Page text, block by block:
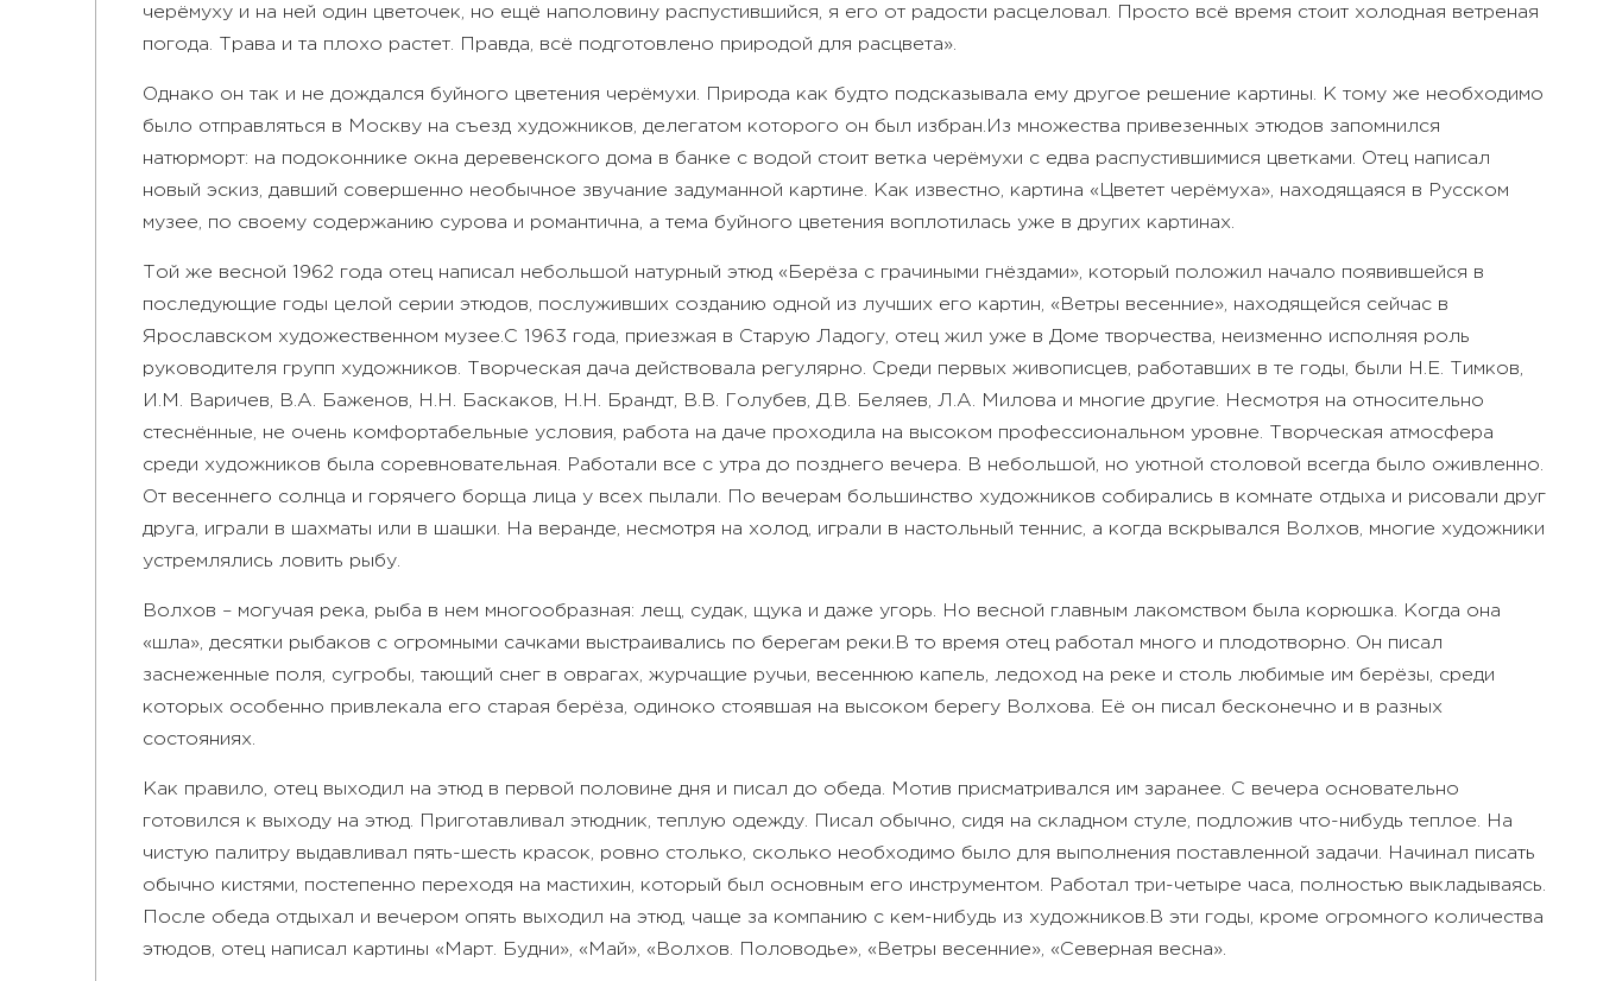
черёмуху и на ней один цветочек, но ещё наполовину распустившийся, я его от радости расцеловал. Просто всё время стоит холодная ветреная
погода. Трава и та плохо растет. Правда, всё подготовлено природой для расцвета».
Однако он так и не дождался буйного цветения черёмухи. Природа как будто подсказывала ему другое решение картины. К тому же необходимо
было отправляться в Москву на съезд художников, делегатом которого он был избран. Из множества привезенных этюдов запомнился
натюрморт: на подоконнике окна деревенского дома в банке с водой стоит ветка черёмухи с едва распустившимися цветками. Отец написал
новый эскиз, давший совершенно необычное звучание задуманной картине. Как известно, картина «Цветет черёмуха», находящаяся в Русском
музее, по своему содержанию сурова и романтична, а тема буйного цветения воплотилась уже в других картинах.
Той же весной 1962 года отец написал небольшой натурный этюд «Берёза с грачиными гнёздами», который положил начало появившейся в
последующие годы целой серии этюдов, послуживших созданию одной из лучших его картин, «Ветры весенние», находящейся сейчас в
Ярославском художественном музее.С 1963 года, приезжая в Старую Ладогу, отец жил уже в Доме творчества, неизменно исполняя роль
руководителя групп художников. Творческая дача действовала регулярно. Среди первых живописцев, работавших в те годы, были Н.Е. Тимков,
И.М. Варичев, В.А. Баженов, Н.Н. Баскаков, Н.Н. Брандт, В.В. Голубев, Д.В. Беляев, Л.А. Милова и многие другие. Несмотря на относительно
стеснённые, не очень комфортабельные условия, работа на даче проходила на высоком профессиональном уровне. Творческая атмосфера
среди художников была соревновательная. Работали все с утра до позднего вечера. В небольшой, но уютной столовой всегда было оживленно.
От весеннего солнца и горячего борща лица у всех пылали. По вечерам большинство художников собирались в комнате отдыха и рисовали друг
друга, играли в шахматы или в шашки. На веранде, несмотря на холод, играли в настольный теннис, а когда вскрывался Волхов, многие художники
устремлялись ловить рыбу.
Волхов – могучая река, рыба в нем многообразная: лещ, судак, щука и даже угорь. Но весной главным лакомством была корюшка. Когда она
«шла», десятки рыбаков с огромными сачками выстраивались по берегам реки. В то время отец работал много и плодотворно. Он писал
заснеженные поля, сугробы, тающий снег в оврагах, журчащие ручьи, весеннюю капель, ледоход на реке и столь любимые им берёзы, среди
которых особенно привлекала его старая берёза, одиноко стоявшая на высоком берегу Волхова. Её он писал бесконечно и в разных
состояниях.
Как правило, отец выходил на этюд в первой половине дня и писал до обеда. Мотив присматривался им заранее. С вечера основательно
готовился к выходу на этюд. Приготавливал этюдник, теплую одежду. Писал обычно, сидя на складном стуле, подложив что-нибудь теплое. На
чистую палитру выдавливал пять-шесть красок, ровно столько, сколько необходимо было для выполнения поставленной задачи. Начинал писать
обычно кистями, постепенно переходя на мастихин, который был основным его инструментом. Работал три-четыре часа, полностью выкладываясь.
После обеда отдыхал и вечером опять выходил на этюд, чаще за компанию с кем-нибудь из художников. В эти годы, кроме огромного количества
этюдов, отец написал картины «Март. Будни», «Май», «Волхов. Половодье», «Ветры весенние», «Северная весна».